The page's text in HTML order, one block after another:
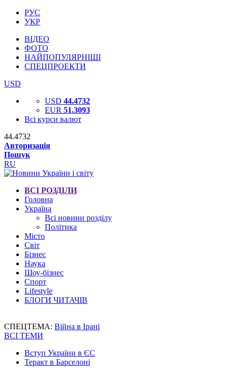
РУС
УКР
ВІДЕО
ФОТО
НАЙПОПУЛЯРНІШІ
СПЕЦПРОЕКТИ
USD
USD 44.4732
EUR 51.3093
Всі курси валют
44.4732
Авторизація
Пошук
RU
ВСІ РОЗДІЛИ
Головна
Україна
Всі новини розділу
Політика
Місто
Світ
Бізнес
Наука
Шоу-бізнес
Спорт
Lifestyle
БЛОГИ ЧИТАЧІВ
СПЕЦТЕМА: Війна в Ірані
ВСІ ТЕМИ
Вступ України в ЄС
Теракт в Барселоні